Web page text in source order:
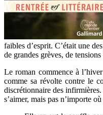
faibles d’esprit. C’était une
de grandes grèves, de
Le roman commence à
comme sa révolte contre le
discrétionnaire des
s’aimer, mais pas n’importe